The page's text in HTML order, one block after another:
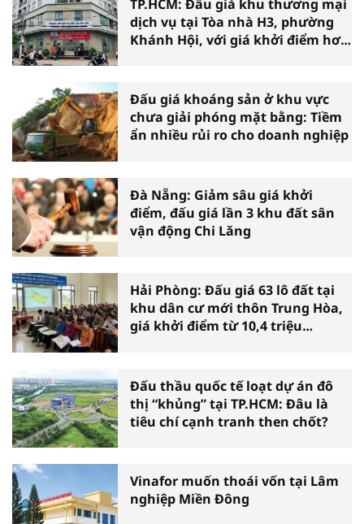
TP.HCM: Đấu giá khu thương mại
dịch vụ tại Tòa nhà H3, phường
Khánh Hội, với giá khởi điểm hơn
Đấu giá khoáng sản ở khu vực
chưa giải phóng mặt bằng: Tiềm
ẩn nhiều rủi ro cho doanh nghiệp
Đà Nẵng: Giảm sâu giá khởi
điểm, đấu giá lần 3 khu đất sân
vận động Chi Lăng
Hải Phòng: Đấu giá 63 lô đất tại
khu dân cư mới thôn Trung Hòa,
giá khởi điểm từ 10,4 triệu
Đấu thầu quốc tế loạt dự án đô
thị “khủng” tại TP.HCM: Đâu là
tiêu chí cạnh tranh then chốt?
Vinafor muốn thoái vốn tại Lâm
nghiệp Miền Đông